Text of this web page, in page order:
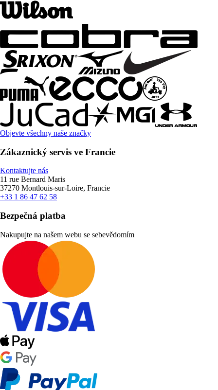
Objevte všechny naše značky
Zákaznický servis ve Francie
Kontaktujte nás
11 rue Bernard Maris
37270 Montlouis-sur-Loire, Francie
+33 1 86 47 62 58
Bezpečná platba
Nakupujte na našem webu se sebevědomím